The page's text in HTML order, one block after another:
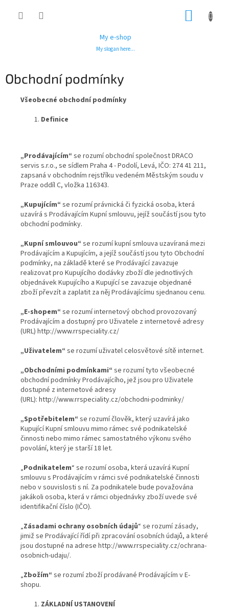
My e-shop
My slogan here...
Obchodní podmínky
Všeobecné obchodní podmínky
Definice
„Prodávajícím“ se rozumí obchodní společnost DRACO
servis s.r.o., se sídlem Praha 4 - Podolí, Levá, IČO: 274 41 211,
zapsaná v obchodním rejstříku vedeném Městským soudu v
Praze oddíl C, vložka 116343.
„Kupujícím“ se rozumí právnická či fyzická osoba, která
uzavírá s Prodávajícím Kupní smlouvu, jejíž součástí jsou tyto
obchodní podmínky.
„Kupní smlouvou“ se rozumí kupní smlouva uzavíraná mezi
Prodávajícím a Kupujícím, a jejíž součástí jsou tyto Obchodní
podmínky, na základě které se Prodávající zavazuje
realizovat pro Kupujícího dodávky zboží dle jednotlivých
objednávek Kupujícího a Kupující se zavazuje objednané
zboží převzít a zaplatit za něj Prodávajícímu sjednanou cenu.
„E-shopem“ se rozumí internetový obchod provozovaný
Prodávajícím a dostupný pro Uživatele z internetové adresy
(URL) http://www.rrspeciality.cz/
„Uživatelem“ se rozumí uživatel celosvětové sítě internet.
„Obchodními podmínkami“ se rozumí tyto všeobecné
obchodní podmínky Prodávajícího, jež jsou pro Uživatele
dostupné z internetové adresy
(URL): http://www.rrspeciality.cz/obchodni-podminky/
„Spotřebitelem“ se rozumí člověk, který uzavírá jako
Kupující Kupní smlouvu mimo rámec své podnikatelské
činnosti nebo mimo rámec samostatného výkonu svého
povolání, který je starší 18 let.
„Podnikatelem“ se rozumí osoba, která uzavírá Kupní
smlouvu s Prodávajícím v rámci své podnikatelské činnosti
nebo v souvislosti s ní. Za podnikatele bude považována
jakákoli osoba, která v rámci objednávky zboží uvede své
identifikační číslo (IČO).
„Zásadami ochrany osobních údajů“ se rozumí zásady,
jimiž se Prodávající řídí při zpracování osobních údajů, a které
jsou dostupné na adrese http://www.rrspeciality.cz/ochrana-
osobnich-udaju/.
„Zbožím“ se rozumí zboží prodávané Prodávajícím v E-
shopu.
ZÁKLADNÍ USTANOVENÍ